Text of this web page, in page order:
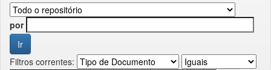
por
Filtros correntes: